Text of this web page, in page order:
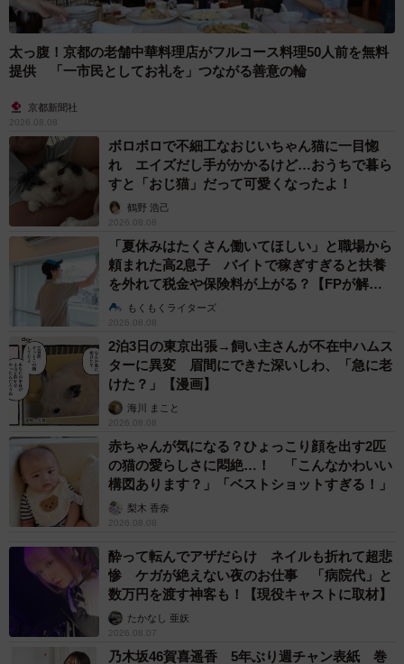
太っ腹！京都の老舗中華料理店がフルコース料理50人前を無料
提供 「一市民としてお礼を」つながる善意の輪
京都新聞社
2026.08.08
ボロボロで不細工なおじいちゃん猫に一目惚
れ エイズだし手がかかるけど…おうちで暮ら
すと「おじ猫」だって可愛くなったよ！
鶴野 浩己
2026.08.08
「夏休みはたくさん働いてほしい」と職場から
頼まれた高2息子 バイトで稼ぎすぎると扶養
を外れて税金や保険料が上がる？【FPが解
説】もくもくライターズ
2026.08.08
2泊3日の東京出張→飼い主さんが不在中ハムス
ターに異変 眉間にできた深いしわ、「急に老
けた？」【漫画】
海川 まこと
2026.08.08
赤ちゃんが気になる？ひょっこり顔を出す2匹
の猫の愛らしさに悶絶…！ 「こんなかわいい
構図あります？」「ベストショットすぎる！」
梨木 香奈
2026.08.08
酔って転んでアザだらけ ネイルも折れて超悲
惨 ケガが絶えない夜のお仕事 「病院代」と
数万円を渡す神客も！【現役キャストに取材】
たかなし 亜妖
2026.08.07
乃木坂46賀喜遥香 5年ぶり週チャン表紙 巻